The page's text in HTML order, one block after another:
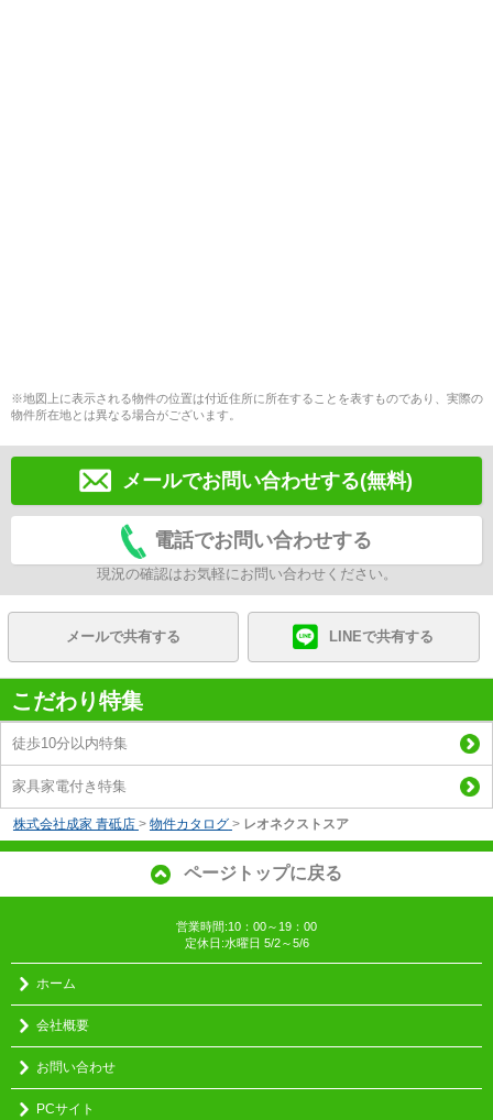
※地図上に表示される物件の位置は付近住所に所在することを表すものであり、実際の
物件所在地とは異なる場合がございます。
メールでお問い合わせする(無料)
電話でお問い合わせする
現況の確認はお気軽にお問い合わせください。
メールで共有する LINEで共有する
こだわり特集
徒歩10分以内特集
家具家電付き特集
株式会社成家 青砥店 > 物件カタログ > レオネクストスア
ページトップに戻る
営業時間:10：00～19：00
定休日:水曜日 5/2～5/6
ホーム
会社概要
お問い合わせ
PCサイト